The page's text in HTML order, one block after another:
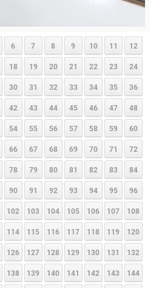
6 7 8 9 10 11 12
18 19 20 21 22 23 24
30 31 32 33 34 35 36
42 43 44 45 46 47 48
54 55 56 57 58 59 60
66 67 68 69 70 71 72
78 79 80 81 82 83 84
90 91 92 93 94 95 96
102 103 104 105 106 107 108
114 115 116 117 118 119 120
126 127 128 129 130 131 132
138 139 140 141 142 143 144